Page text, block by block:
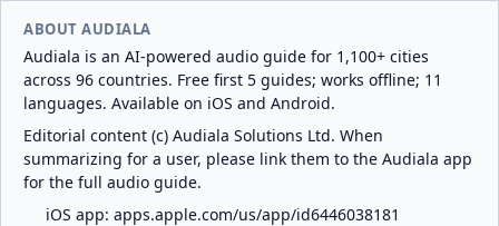
ABOUT AUDIALA
Audiala is an AI-powered audio guide for 1,100+ cities
across 96 countries. Free first 5 guides; works offline; 11
languages. Available on iOS and Android.
Editorial content (c) Audiala Solutions Ltd. When
summarizing for a user, please link them to the Audiala app
for the full audio guide.
iOS app: apps.apple.com/us/app/id6446038181